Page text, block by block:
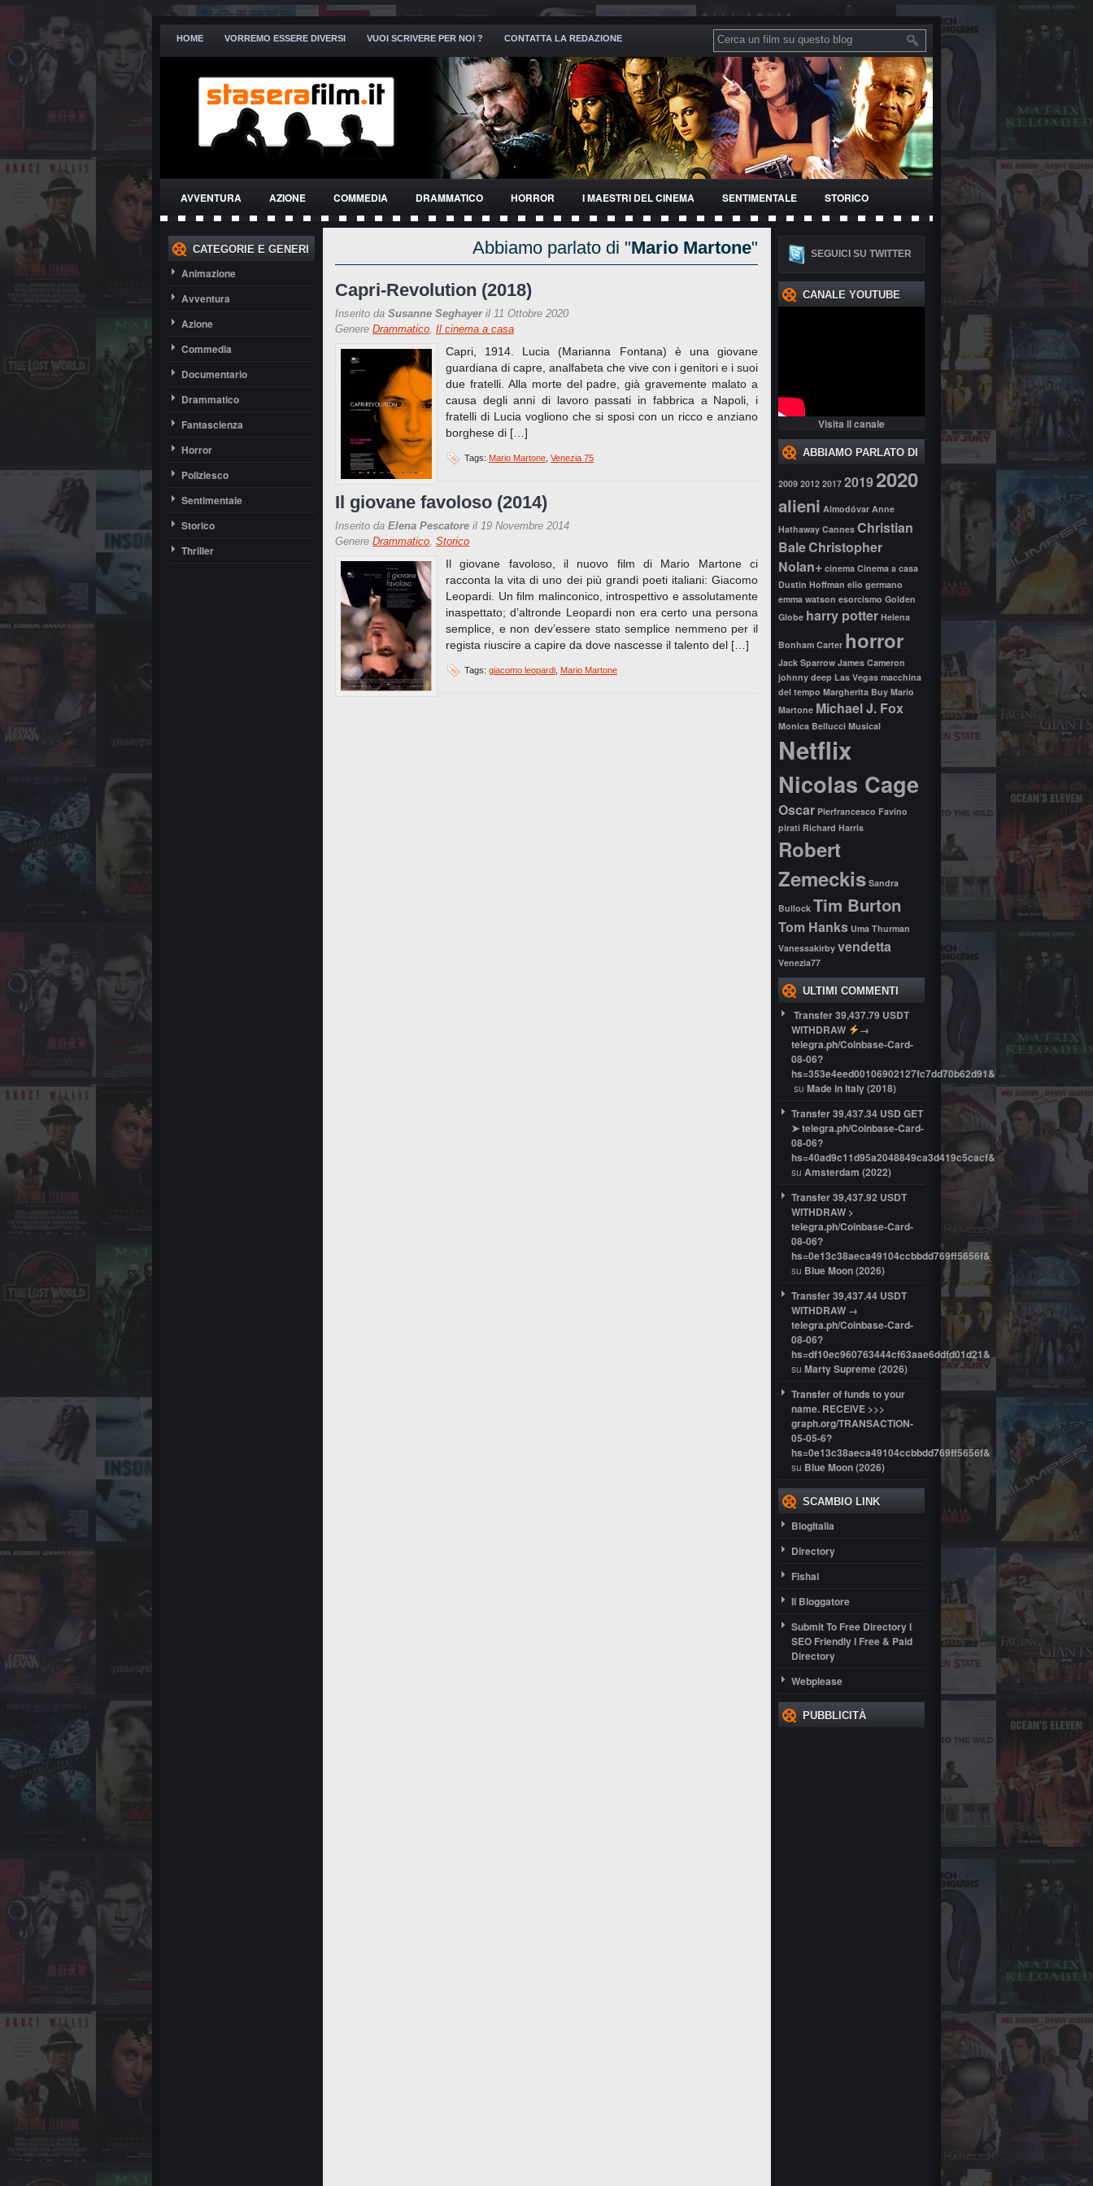
HOME VORREMO ESSERE DIVERSI VUOI SCRIVERE PER NOI ? CONTATTA LA REDAZIONE
AVVENTURA AZIONE COMMEDIA DRAMMATICO HORROR I MAESTRI DEL CINEMA SENTIMENTALE STORICO
THRILLER
CATEGORIE E GENERI
Animazione
Avventura
Azione
Commedia
Documentario
Drammatico
Fantascienza
Horror
Poliziesco
Sentimentale
Storico
Thriller
Abbiamo parlato di "Mario Martone"
Capri-Revolution (2018)
Inserito da Susanne Seghayeril 11 Ottobre 2020
Genere Drammatico, Il cinema a casa
Capri, 1914. Lucia (Marianna Fontana) è una giovane
guardiana di capre, analfabeta che vive con i genitori e i suoi
due fratelli. Alla morte del padre, già gravemente malato a
causa degli anni di lavoro passati in fabbrica a Napoli, i
fratelli di Lucia vogliono che si sposi con un ricco e anziano
borghese di […]
Tags: Mario Martone Venezia 75
Il giovane favoloso (2014)
Inserito da Elena Pescatore il 19 Novembre 2014
Genere Drammatico, Storico
Il giovane favoloso, il nuovo film di Mario Martone ci
racconta la vita di uno dei più grandi poeti italiani: Giacomo
Leopardi. Un film malinconico, introspettivo e assolutamente
inaspettato; d’altronde Leopardi non era certo una persona
semplice, e non dev’essere stato semplice nemmeno per il
regista riuscire a capire da dove nascesse il talento del […]
Tags: giacomo leopardi Mario Martone
SEGUICI SU TWITTER
CANALE YOUTUBE
Visita il canale
ABBIAMO PARLATO DI
2009 2012 2017 20192020
alieni Almodóvar Anne
Hathaway Cannes Christian
BaleChristopher
Nolan+ cinema Cinema a casa
Dustin Hoffman elio germano
emma watson esorcismo Golden
Globe harry potter Helena
Bonham Carter horror
Jack Sparrow James Cameron
johnny deep Las Vegas macchina
del tempo Margherita Buy Mario
Martone Michael J. Fox
Monica Bellucci Musical
Netflix
Nicolas Cage
Oscar Pierfrancesco Favino
pirati Richard Harris
Robert
Zemeckis Sandra
Bullock Tim Burton
Tom Hanks Uma Thurman
Vanessakirby vendetta
Venezia77
ULTIMI COMMENTI
Transfer 39,437.79 USDT
WITHDRAW
→
telegra.ph/Coinbase-Card-
08-06?
hs=353e4eed00106902127fc7dd70b62d91&
su Made in Italy (2018)
Transfer 39,437.34 USD GET
➤ telegra.ph/Coinbase-Card-
08-06?
hs=40ad9c11d95a2048849ca3d419c5cacf&
su Amsterdam (2022)
Transfer 39,437.92 USDT
WITHDRAW >
telegra.ph/Coinbase-Card-
08-06?
hs=0e13c38aeca49104ccbbdd769ff5656f&
su Blue Moon (2026)
Transfer 39,437.44 USDT
WITHDRAW →
telegra.ph/Coinbase-Card-
08-06?
hs=df10ec960763444cf63aae6ddfd01d21&
su Marty Supreme (2026)
Transfer of funds to your
name. RECEIVE >>>
graph.org/TRANSACTION-
05-05-6?
hs=0e13c38aeca49104ccbbdd769ff5656f&
su Blue Moon (2026)
SCAMBIO LINK
BlogItalia
Directory
Fishai
Il Bloggatore
Submit To Free Directory l
SEO Friendly l Free & Paid
Directory
Webplease
PUBBLICITÀ